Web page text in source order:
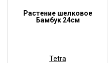
Растение шелковое
Бамбук 24см
Tetra